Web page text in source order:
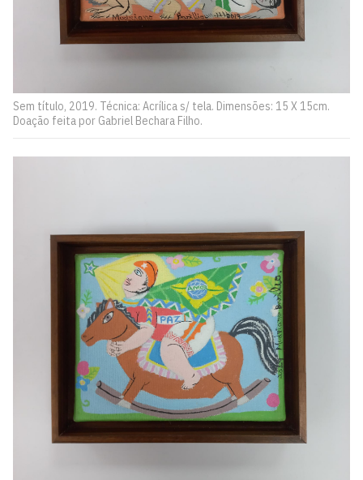
Sem título, 2019. Técnica: Acrílica s/ tela. Dimensões: 15 X 15cm.
Doação feita por Gabriel Bechara Filho.